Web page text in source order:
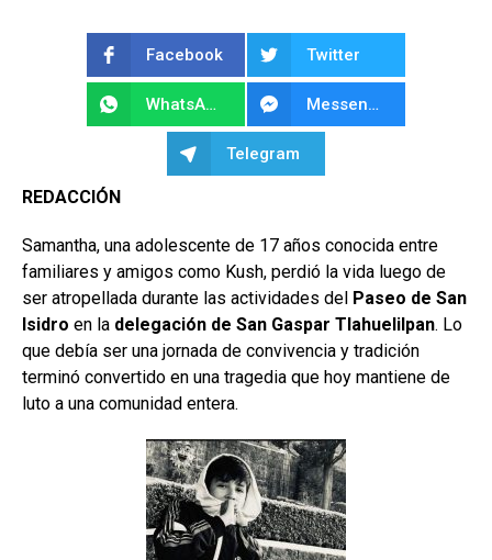
Facebook Twitter
WhatsApp Messenger
Telegram
REDACCIÓN
Samantha, una adolescente de 17 años conocida entre
familiares y amigos como Kush, perdió la vida luego de
ser atropellada durante las actividades del Paseo de San
Isidro en la delegación de San Gaspar Tlahuelilpan. Lo
que debía ser una jornada de convivencia y tradición
terminó convertido en una tragedia que hoy mantiene de
luto a una comunidad entera.